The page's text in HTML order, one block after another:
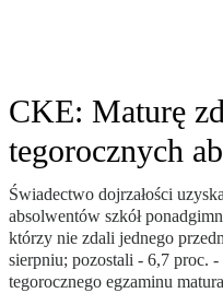
CKE: Maturę
tegorocznych
Świadectwo dojrzałości
absolwentów szkół
którzy nie zdali jednego
sierpniu; pozostali - 6,7 proc.
tegorocznego egzaminu